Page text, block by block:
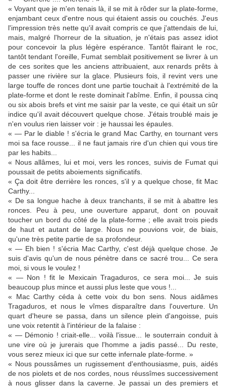
« Voyant que je m'en tenais là, il se mit à rôder sur la plate-forme,
enjambant ceux d'entre nous qui étaient assis ou couchés. J'eus
l'impression très nette qu'il avait compris ce que j'attendais de lui,
mais, malgré l'horreur de la situation, je n'étais pas assez idiot
pour concevoir la plus légère espérance. Tantôt flairant le roc,
tantôt tendant l'oreille, Fumat semblait positivement se livrer à un
de ces sorites que les anciens attribuaient, aux renards prêts à
passer une rivière sur la glace. Plusieurs fois, il revint vers une
large touffe de ronces dont une partie touchait à l'extrémité de la
plate-forme et dont le reste dominait l'abîme. Enfin, il poussa cinq
ou six abois brefs et vint me saisir par la veste, ce qui était un sûr
indice qu'il avait découvert quelque chose. J'étais troublé mais je
n'en voulus rien laisser voir : je haussai les épaules.
« — Par le diable ! s'écria le grand Mac Carthy, en tournant vers
moi sa face rousse... il ne faut jamais rire d'un chien qui vous tire
par les habits...
« Nous allâmes, lui et moi, vers les ronces, suivis de Fumat qui
poussait de petits aboiements significatifs.
« Ça doit être derrière les ronces, s'il y a quelque chose, fit Mac
Carthy...
« De sa longue hache à deux tranchants, il se mit à abattre les
ronces. Peu à peu, une ouverture apparut, dont on pouvait
toucher un bord du côté de la plate-forme ; elle avait trois pieds
de haut et autant de large. Nous ne pouvions voir, de biais,
qu'une très petite partie de sa profondeur.
« — Eh bien ! s'écria Mac Carthy, c'est déjà quelque chose. Je
suis d'avis qu'un de nous pénètre dans ce sacré trou... Ce sera
moi, si vous le voulez !
« — Non ! fit le Mexicain Tragaduros, ce sera moi... Je suis
beaucoup plus mince et aussi plus leste que vous !...
« Mac Carthy céda à cette voix du bon sens. Nous aidâmes
Tragaduros, et nous le vîmes disparaître dans l'ouverture. Un
quart d'heure se passa, dans un silence plein d'angoisse, puis
une voix retentit à l'intérieur de la falaise :
« — Démonio ! criait-elle... voilà l'issue... le souterrain conduit à
une vire où je jurerais que l'homme a jadis passé... Du reste,
vous serez mieux ici que sur cette infernale plate-forme. »
« Nous poussâmes un rugissement d'enthousiasme, puis, aidés
de nos piolets et de nos cordes, nous réussîmes successivement
à nous glisser dans la caverne. Je passai un des premiers et